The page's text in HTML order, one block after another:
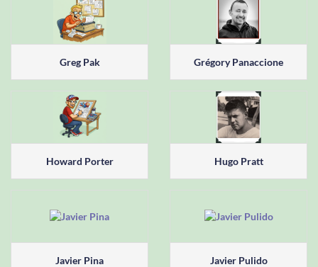
Greg Pak Grégory Panaccione
Howard Porter Hugo Pratt
Javier Pina Javier Pulido